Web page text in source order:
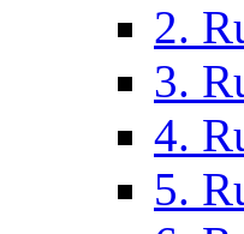
2.
3.
4.
5.